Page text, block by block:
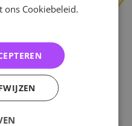
Cookiebeleid.